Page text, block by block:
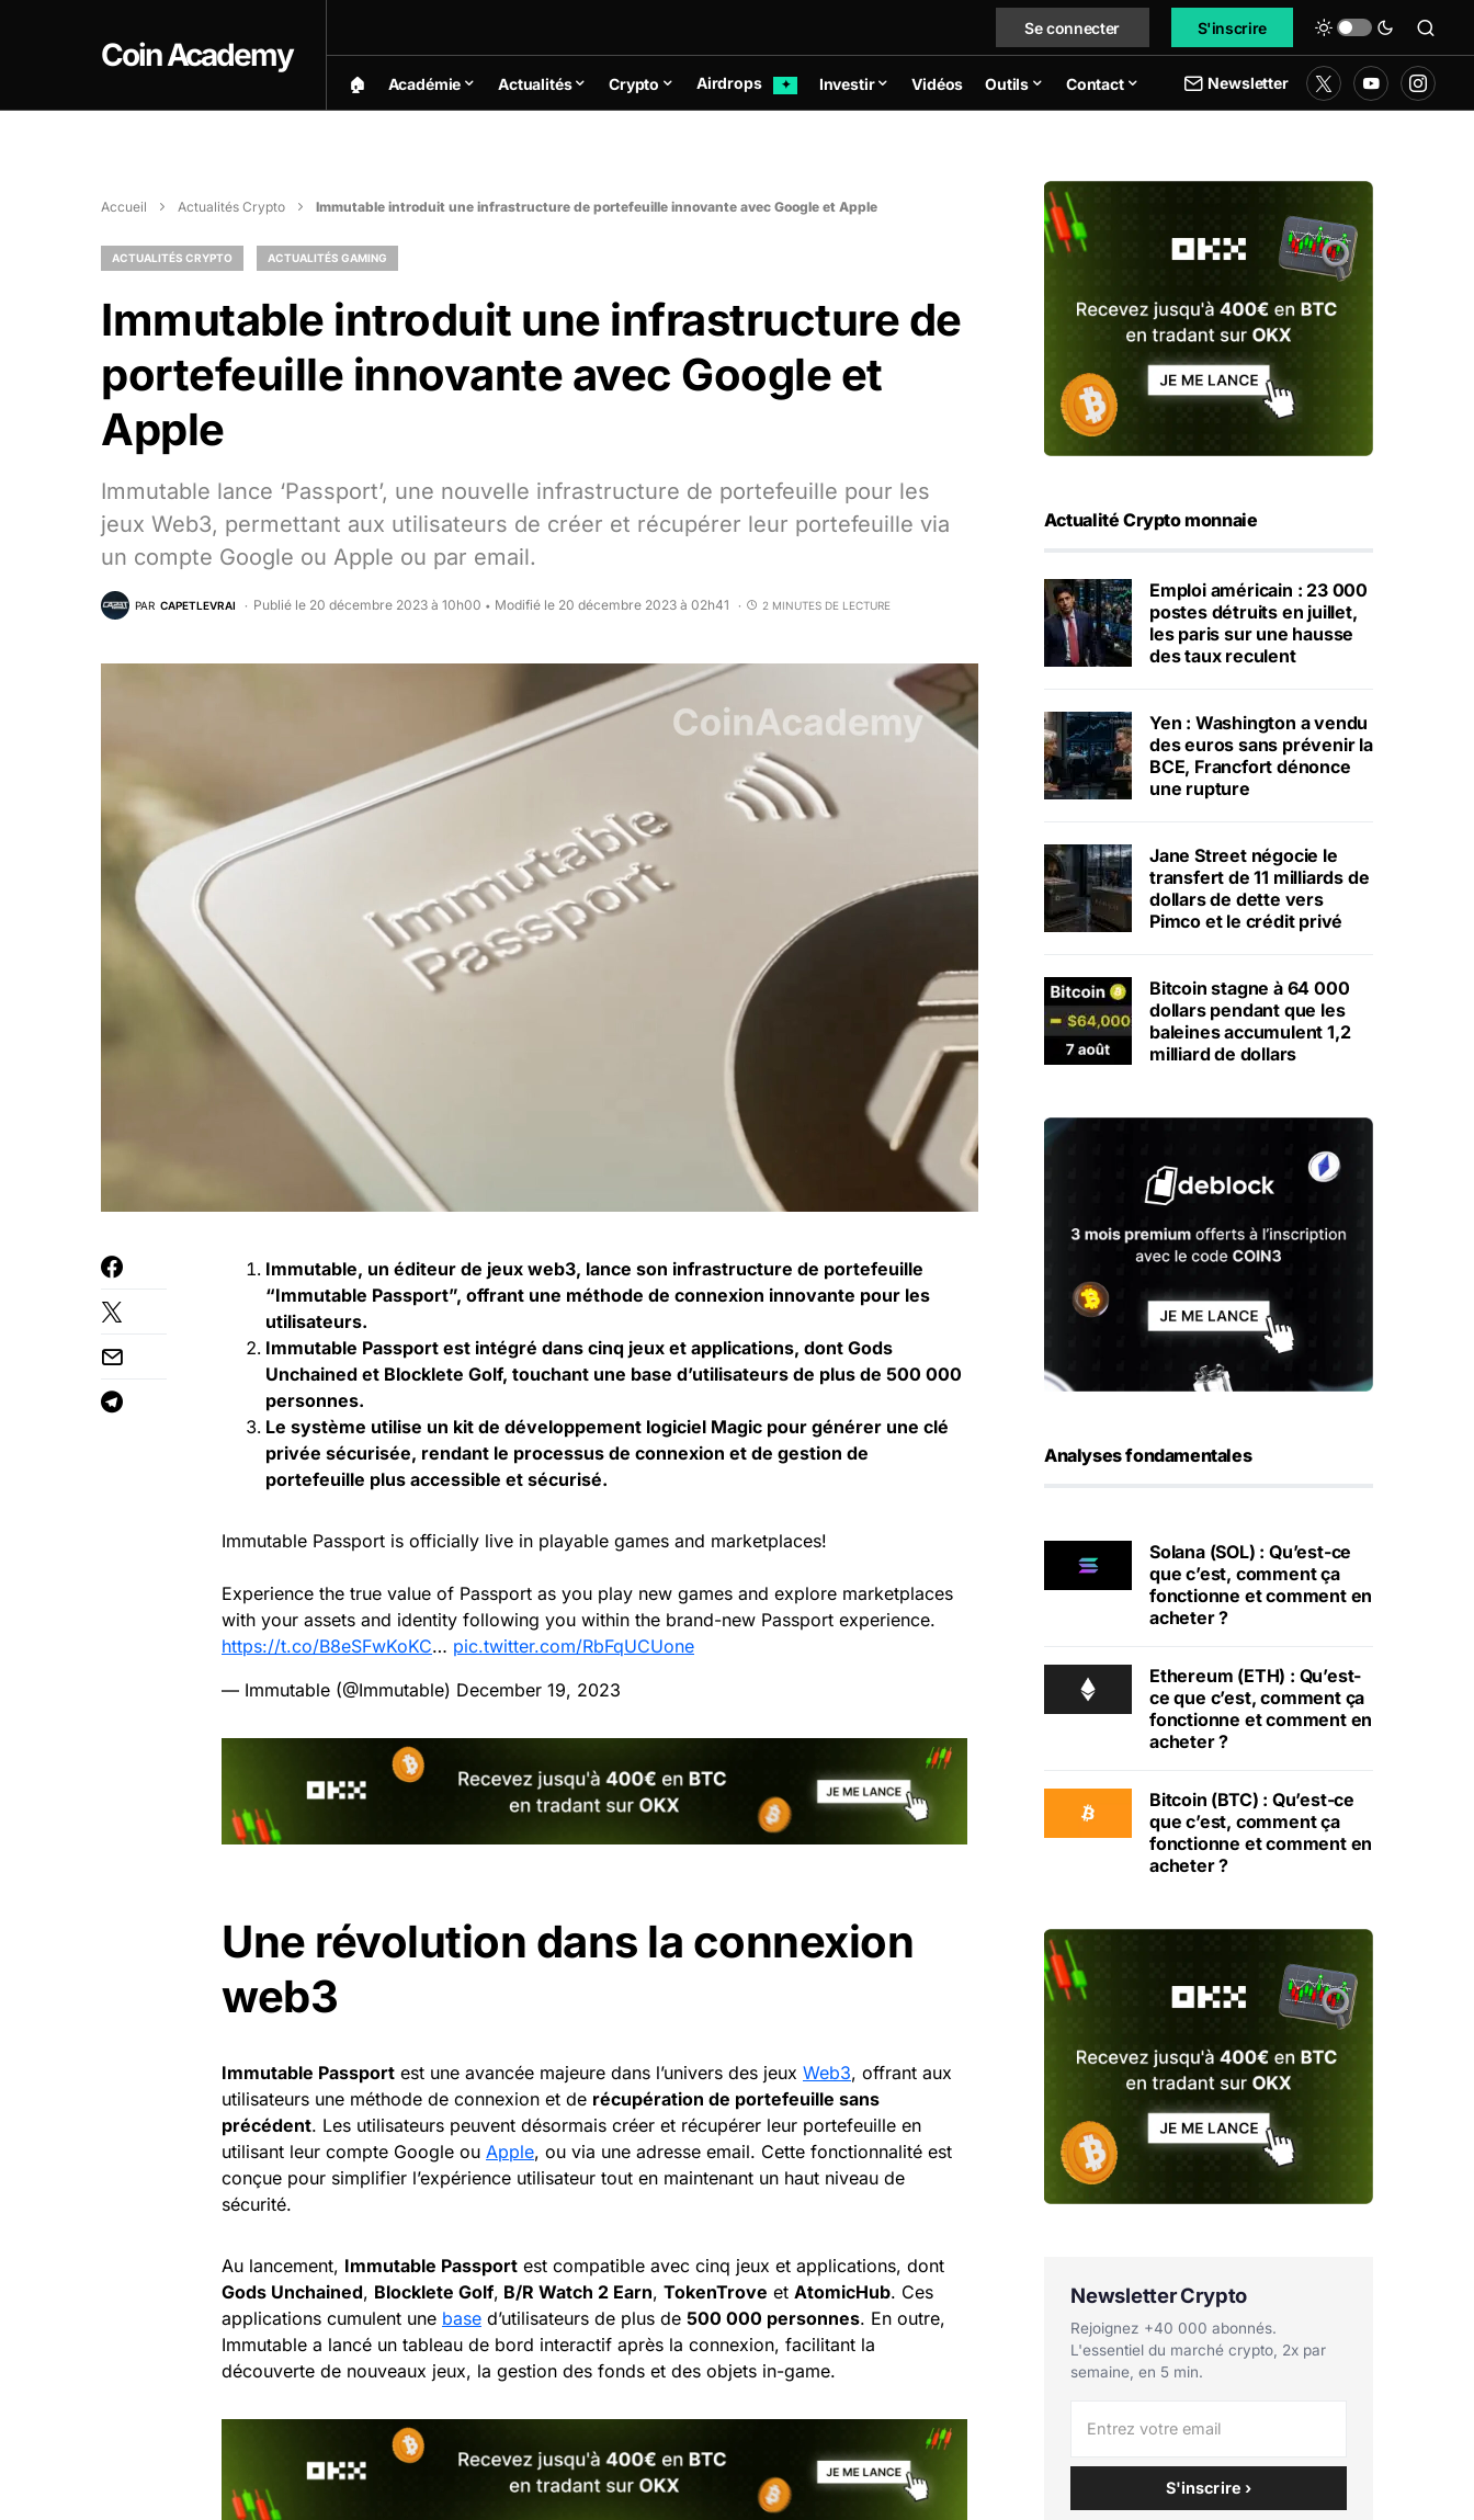
Coin Academy
Se connecter S'inscrire
🏠︎ Académie Actualités Crypto Airdrops ✦ Investir Vidéos Outils Contact Newsletter
Accueil Actualités Crypto Immutable introduit une infrastructure de portefeuille innovante avec Google et Apple
ACTUALITÉS CRYPTO ACTUALITÉS GAMING
Immutable introduit une infrastructure de
portefeuille innovante avec Google et
Apple
Immutable lance ‘Passport’, une nouvelle infrastructure de portefeuille pour les
jeux Web3, permettant aux utilisateurs de créer et récupérer leur portefeuille via
un compte Google ou Apple ou par email.
PAR CAPETLEVRAI Publié le 20 décembre 2023 à 10h00 • Modifié le 20 décembre 2023 à 02h41 2 MINUTES DE LECTURE
Immutable, un éditeur de jeux web3, lance son infrastructure de portefeuille
“Immutable Passport”, offrant une méthode de connexion innovante pour les
utilisateurs.
Immutable Passport est intégré dans cinq jeux et applications, dont Gods
Unchained et Blocklete Golf, touchant une base d’utilisateurs de plus de 500 000
personnes.
Le système utilise un kit de développement logiciel Magic pour générer une clé
privée sécurisée, rendant le processus de connexion et de gestion de
portefeuille plus accessible et sécurisé.
Immutable Passport is officially live in playable games and marketplaces!
Experience the true value of Passport as you play new games and explore marketplaces
with your assets and identity following you within the brand-new Passport experience.
https://t.co/B8eSFwKoKC… pic.twitter.com/RbFqUCUone
— Immutable (@Immutable) December 19, 2023
Une révolution dans la connexion
web3
Immutable Passport est une avancée majeure dans l’univers des jeux Web3, offrant aux
utilisateurs une méthode de connexion et de récupération de portefeuille sans
précédent. Les utilisateurs peuvent désormais créer et récupérer leur portefeuille en
utilisant leur compte Google ou Apple, ou via une adresse email. Cette fonctionnalité est
conçue pour simplifier l’expérience utilisateur tout en maintenant un haut niveau de
sécurité.
Au lancement, Immutable Passport est compatible avec cinq jeux et applications, dont
Gods Unchained, Blocklete Golf, B/R Watch 2 Earn, TokenTrove et AtomicHub. Ces
applications cumulent une base d’utilisateurs de plus de 500 000 personnes. En outre,
Immutable a lancé un tableau de bord interactif après la connexion, facilitant la
découverte de nouveaux jeux, la gestion des fonds et des objets in-game.
Actualité Crypto monnaie
Emploi américain : 23 000
postes détruits en juillet,
les paris sur une hausse
des taux reculent
Yen : Washington a vendu
des euros sans prévenir la
BCE, Francfort dénonce
une rupture
Jane Street négocie le
transfert de 11 milliards de
dollars de dette vers
Pimco et le crédit privé
Bitcoin stagne à 64 000
dollars pendant que les
baleines accumulent 1,2
milliard de dollars
Analyses fondamentales
Solana (SOL) : Qu’est-ce
que c’est, comment ça
fonctionne et comment en
acheter ?
Ethereum (ETH) : Qu’est-
ce que c’est, comment ça
fonctionne et comment en
acheter ?
Bitcoin (BTC) : Qu’est-ce
que c’est, comment ça
fonctionne et comment en
acheter ?
Newsletter Crypto
Rejoignez +40 000 abonnés.
L'essentiel du marché crypto, 2x par
semaine, en 5 min.
S'inscrire ›